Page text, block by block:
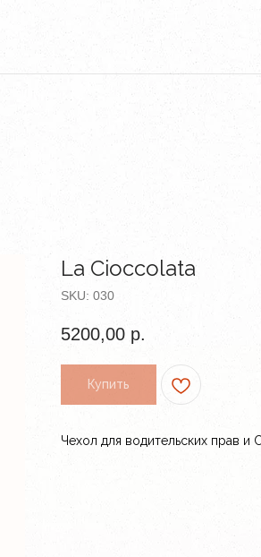
La Cioccolata
SKU: 030
5200,00 р.
Купить
Чехол для водительских прав и